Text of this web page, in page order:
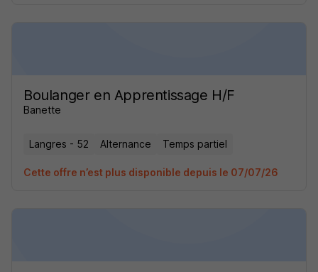
Boulanger en Apprentissage H/F
Banette
Langres - 52 Alternance Temps partiel
Cette offre n’est plus disponible depuis le 07/07/26